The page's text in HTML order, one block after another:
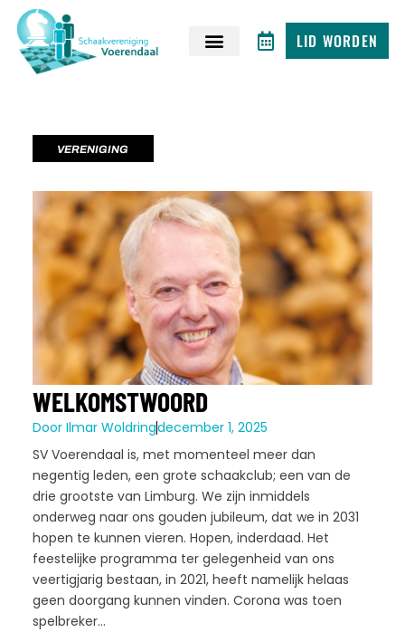
LID WORDEN
VERENIGING
WELKOMSTWOORD
DoorIlmar Woldringdecember 1, 2025
SV Voerendaal is, met momenteel meer dan
negentig leden, een grote schaakclub; een van de
drie grootste van Limburg. We zijn inmiddels
onderweg naar ons gouden jubileum, dat we in 2031
hopen te kunnen vieren. Hopen, inderdaad. Het
feestelijke programma ter gelegenheid van ons
veertigjarig bestaan, in 2021, heeft namelijk helaas
geen doorgang kunnen vinden. Corona was toen
spelbreker…